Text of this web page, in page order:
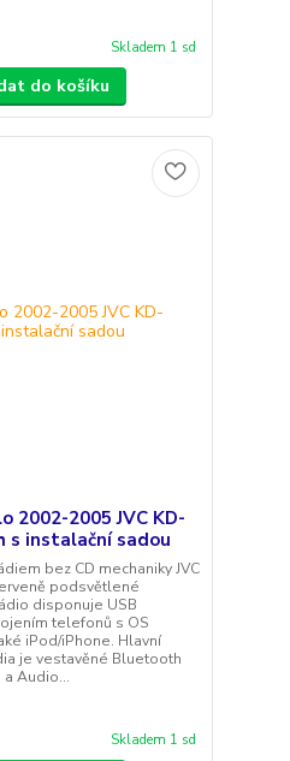
Skladem 1 sd
do košíku
2002-2005 JVC KD-
s instalační sadou
bez CD mechaniky JVC
podsvětlené
disponuje USB
telefonů s OS
iPod/iPhone. Hlavní
je vestavěné Bluetooth
Audio...
Skladem 1 sd